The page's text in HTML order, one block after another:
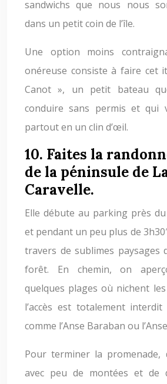
sandwichs que nous nous
dans un petit coin de l’île.
Une option moins
onéreuse consiste à faire cet
Canot », un petit bateau
conduire sans permis et qui
partout en un clin d’œil.
10. Faites la
de la péninsule de
Caravelle.
Elle débute au parking près
et pendant un peu plus de
travers de sublimes paysages
forêt. En chemin, on
quelques plages où nichent
l’accès est totalement
comme l’Anse Baraban ou
Pour terminer la
avec peu de montées et de